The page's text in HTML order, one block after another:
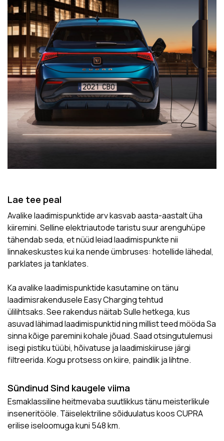
Lae tee peal
Avalike laadimispunktide arv kasvab aasta-aastalt üha
kiiremini. Selline elektriautode taristu suur arenguhüpe
tähendab seda, et nüüd leiad laadimispunkte nii
linnakeskustes kui ka nende ümbruses: hotellide lähedal,
parklates ja tanklates.
Ka avalike laadimispunktide kasutamine on tänu
laadimisrakendusele Easy Charging tehtud
ülilihtsaks. See rakendus näitab Sulle hetkega, kus
asuvad lähimad laadimispunktid ning millist teed mööda Sa
sinna kõige paremini kohale jõuad. Saad otsingutulemusi
isegi pistiku tüübi, hõivatuse ja laadimiskiiruse järgi
filtreerida. Kogu protsess on kiire, paindlik ja lihtne.
Sündinud Sind kaugele viima
Esmaklassiline heitmevaba suutlikkus tänu meisterlikule
inseneritööle. Täiselektriline sõiduulatus koos CUPRA
erilise iseloomuga kuni 548 km.